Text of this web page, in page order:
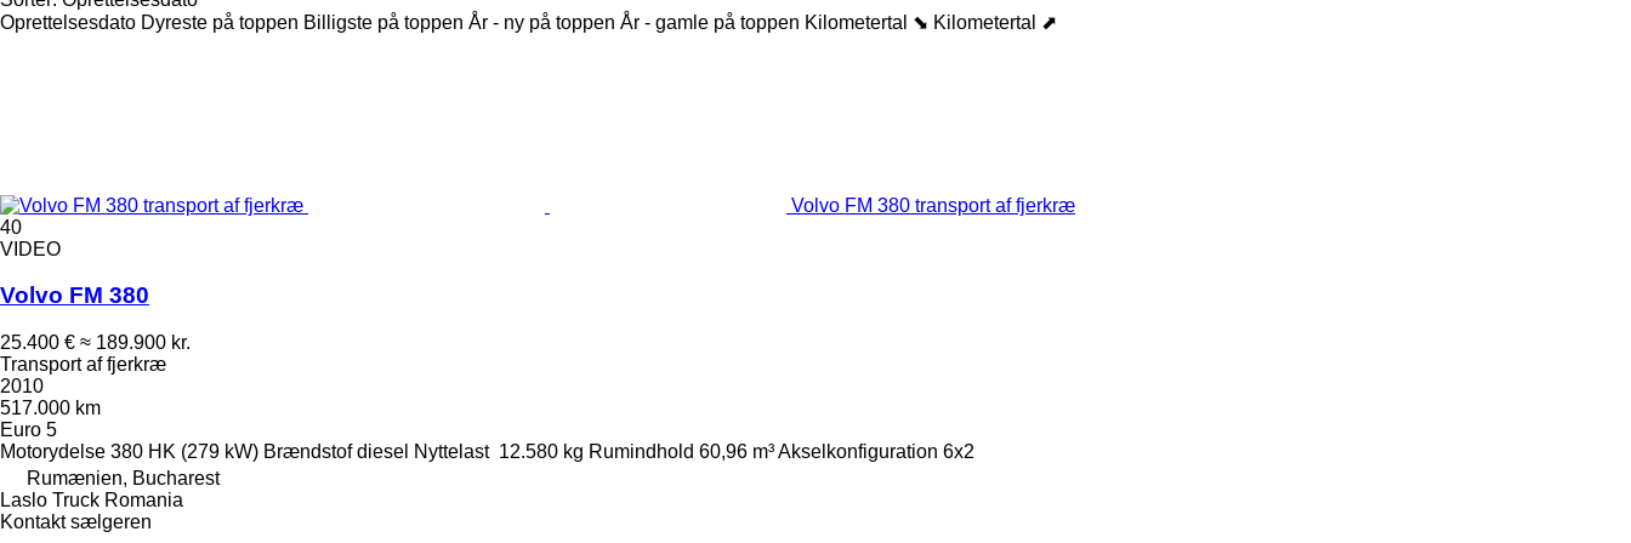
Oprettelsesdato Dyreste på toppen Billigste på toppen År - ny på toppen År - gamle på toppen Kilometertal ⬊ Kilometertal ⬈
Volvo FM 380 transport af fjerkræ
40
VIDEO
Volvo FM 380
25.400 € ≈ 189.900 kr.
Transport af fjerkræ
2010
517.000 km
Euro 5
Motorydelse 380 HK (279 kW) Brændstof diesel Nyttelast 12.580 kg Rumindhold 60,96 m³Akselkonfiguration 6x2
Rumænien, Bucharest
Laslo Truck Romania
Kontakt sælgeren